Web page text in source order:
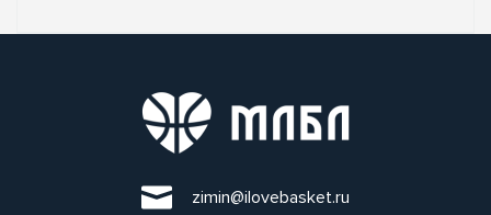
zimin@ilovebasket.ru